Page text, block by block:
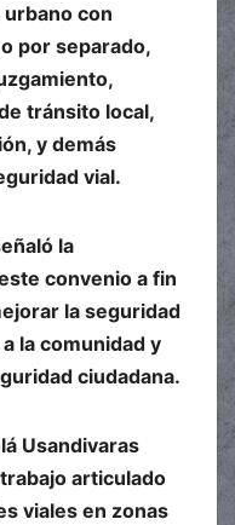
con
por separado,
tránsito local,
y demás
vial.
la
convenio a fin
la seguridad
la comunidad y
ciudadana.
Usandivaras
articulado
viales en zonas